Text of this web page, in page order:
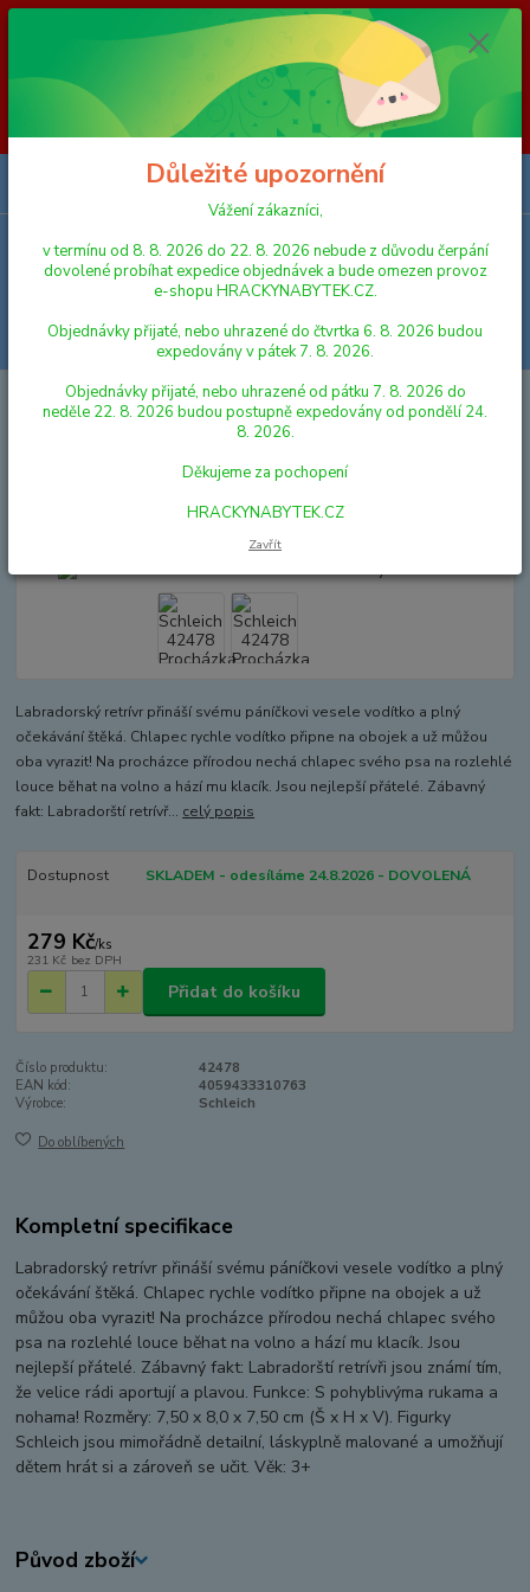
Vážení zákazníci, v termínu od 8. 8. 2026 do 23. 8. 2026 nebude z
důvodu čerpání dovolené probíhat expedice objednávek a bude omezen
provoz e-shopu HRACKYNABYTEK.CZ. Objednávky přijaté, nebo
uhrazené do čtvrtka 6. 8. 2026 budou expedovány v pátek 7. 8. 2026.
Objednávky přijaté, nebo uhrazené od pátku 7. 8. 2026 do neděle 23. 8.
2026 budou postupně expedovány od pondělí 24. 8. 2026. Děkujeme za
pochopení HRACKYNABYTEK.CZ
Menu
Hledat
FIGURKY A ZVÍŘÁTKA
Schleich 42478 Procházka s Labradorským
retrívrem
Schleich 42478 Procházka s
Labradorským retrívrem
Labradorský retrívr přináší svému páníčkovi vesele vodítko a plný
očekávání štěká. Chlapec rychle vodítko připne na obojek a už můžou
oba vyrazit! Na procházce přírodou nechá chlapec svého psa na rozlehlé
louce běhat na volno a hází mu klacík. Jsou nejlepší přátelé. Zábavný
fakt: Labradorští retrívř... celý popis
Dostupnost SKLADEM - odesíláme 24.8.2026 - DOVOLENÁ
279 Kč/ks
231 Kč bez DPH
Přidat do košíku
Číslo produktu:
42478
EAN kód:
4059433310763
Výrobce:
Schleich
Do oblíbených
Kompletní specifikace
Labradorský retrívr přináší svému páníčkovi vesele vodítko a plný
očekávání štěká. Chlapec rychle vodítko připne na obojek a už
můžou oba vyrazit! Na procházce přírodou nechá chlapec svého
psa na rozlehlé louce běhat na volno a hází mu klacík. Jsou
nejlepší přátelé. Zábavný fakt: Labradorští retrívři jsou známí tím,
že velice rádi aportují a plavou. Funkce: S pohyblivýma rukama a
nohama! Rozměry: 7,50 x 8,0 x 7,50 cm (Š x H x V). Figurky
Schleich jsou mimořádně detailní, láskyplně malované a umožňují
dětem hrát si a zároveň se učit. Věk: 3+
Původ zboží
Důležité upozornění
Vážení zákazníci,
v termínu od 8. 8. 2026 do 22. 8. 2026 nebude z důvodu čerpání
dovolené probíhat expedice objednávek a bude omezen provoz
e-shopu HRACKYNABYTEK.CZ.
Objednávky přijaté, nebo uhrazené do čtvrtka 6. 8. 2026 budou
expedovány v pátek 7. 8. 2026.
Objednávky přijaté, nebo uhrazené od pátku 7. 8. 2026 do
neděle 22. 8. 2026 budou postupně expedovány od pondělí 24.
8. 2026.
Děkujeme za pochopení
HRACKYNABYTEK.CZ
Zavřít